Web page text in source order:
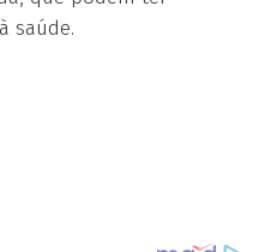
saúde.